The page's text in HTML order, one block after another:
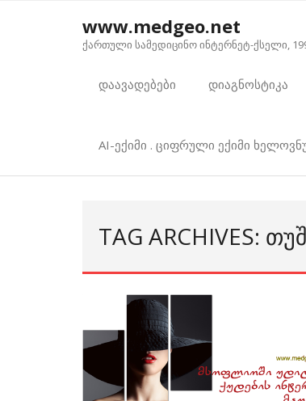
www.medgeo.net
ქართული სამედიცინო ინტერნეტ-ქსელი,
დაავადებები დიაგნოსტიკა
AI-ექიმი . ციფრული ექიმი
TAG ARCHIVES: